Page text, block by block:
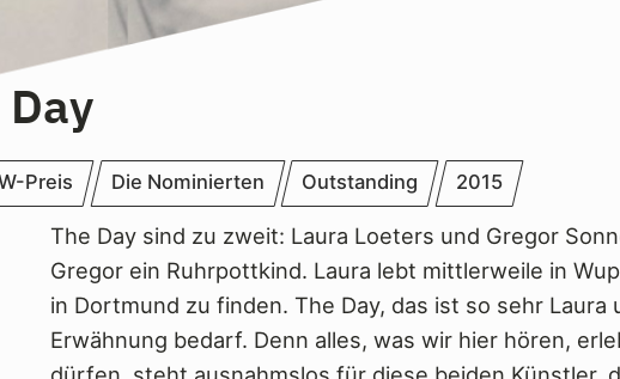
Preis Die Nominierten Outstanding 2015
The Day sind zu zweit: Laura Loeters und Gregor
Gregor ein Ruhrpottkind. Laura lebt mittlerweile in
in Dortmund zu finden. The Day, das ist so sehr
Erwähnung bedarf. Denn alles, was wir hier hören,